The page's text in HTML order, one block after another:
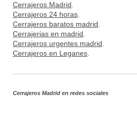
Cerrajeros Madrid
Cerrajeros 24 horas
Cerrajeros baratos madrid
Cerrajerias en madrid
Cerrajeros urgentes madrid
Cerrajeros en Leganes
Cerrajeros Madrid en redes sociales